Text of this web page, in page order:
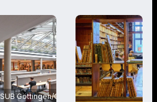
SUB Göttingen/Christoph Mischke